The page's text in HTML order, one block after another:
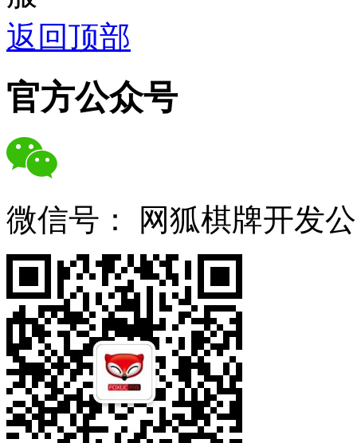
返回顶部
官方公众号
微信号： 网狐棋牌开发